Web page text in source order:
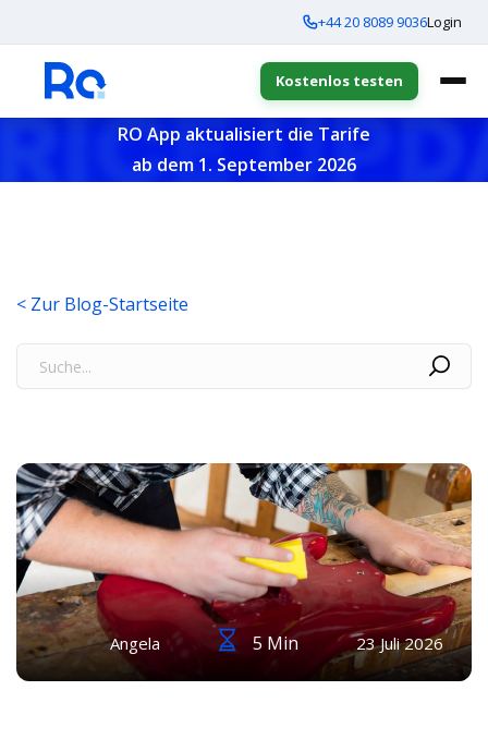
+44 20 8089 9036Login
Kostenlos testen
RO App aktualisiert die Tarife
ab dem 1. September 2026
< Zur Blog-Startseite
Angela 5 Min 23 Juli 2026